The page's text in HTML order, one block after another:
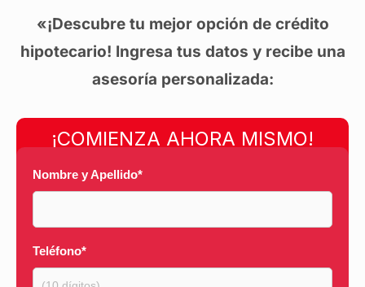
«¡Descubre tu mejor opción de crédito
hipotecario! Ingresa tus datos y recibe una
asesoría personalizada:
¡COMIENZA AHORA MISMO!
Nombre y Apellido*
Teléfono*